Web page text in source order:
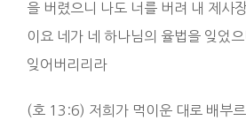
을 버렸으니 나도 너를 버려 내 제사
이요 네가 네 하나님의 율법을 잊었
잊어버리리라
(호 13:6) 저희가 먹이운 대로 배부